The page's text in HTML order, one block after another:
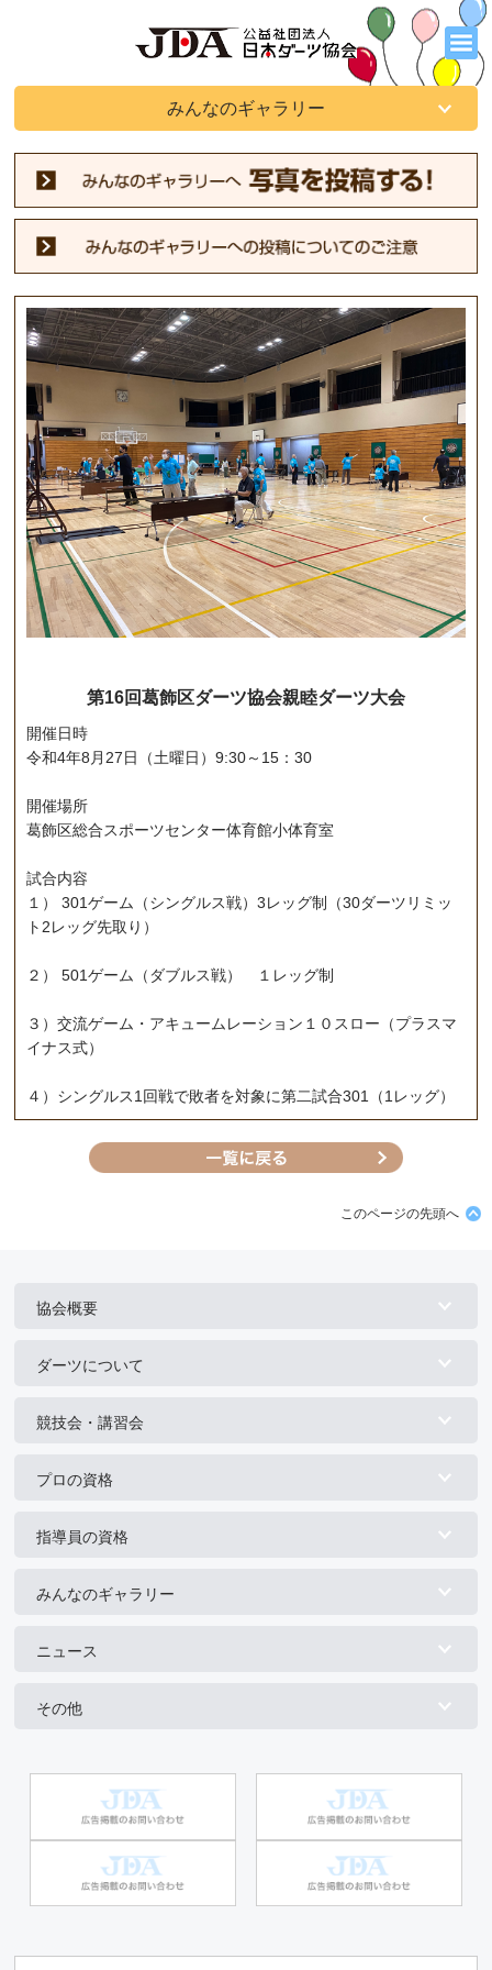
みんなのギャラリー
第16回葛飾区ダーツ協会親睦ダーツ大会
開催日時
令和4年8月27日（土曜日）9:30～15：30
開催場所
葛飾区総合スポーツセンター体育館小体育室
試合内容
１） 301ゲーム（シングルス戦）3レッグ制（30ダーツリミッ
ト2レッグ先取り）
２） 501ゲーム（ダブルス戦） １レッグ制
３）交流ゲーム・アキュームレーション１０スロー（プラスマ
イナス式）
４）シングルス1回戦で敗者を対象に第二試合301（1レッグ）
このページの先頭へ
協会概要
ダーツについて
競技会・講習会
プロの資格
指導員の資格
みんなのギャラリー
ニュース
その他